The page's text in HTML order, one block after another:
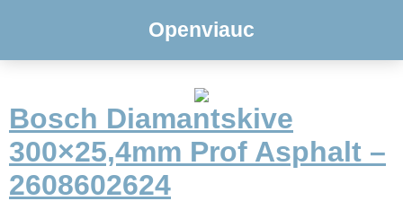
Openviauc
Bosch Diamantskive
300×25,4mm Prof Asphalt –
2608602624